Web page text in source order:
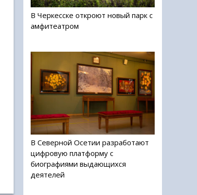
В Черкесске откроют новый парк с
амфитеатром
В Северной Осетии разработают
цифровую платформу с
биографиями выдающихся
деятелей